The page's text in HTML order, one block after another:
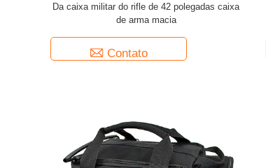
Da caixa militar do rifle de 42 polegadas caixa
de arma macia
Contato